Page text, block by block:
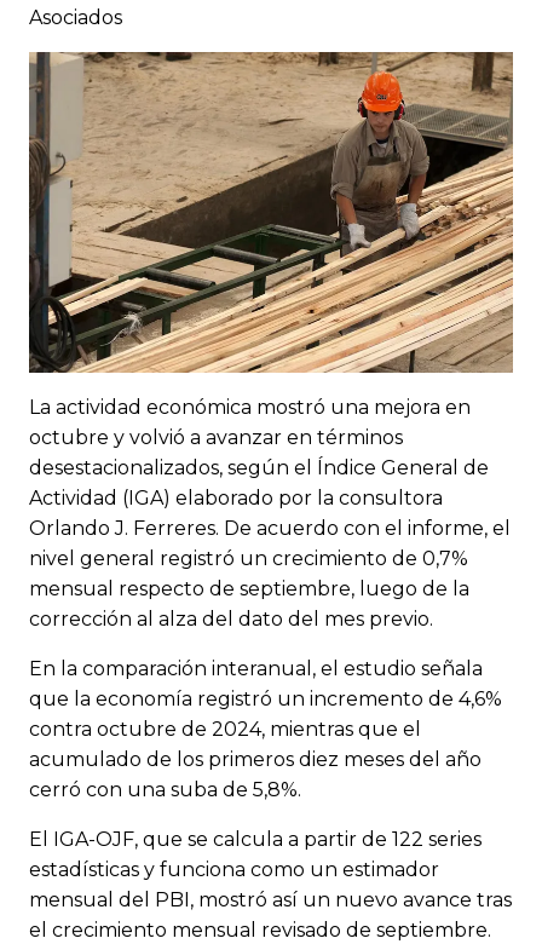
Asociados
La actividad económica mostró una mejora en
octubre y volvió a avanzar en términos
desestacionalizados, según el Índice General de
Actividad (IGA) elaborado por la consultora
Orlando J. Ferreres. De acuerdo con el informe, el
nivel general registró un crecimiento de 0,7%
mensual respecto de septiembre, luego de la
corrección al alza del dato del mes previo.
En la comparación interanual, el estudio señala
que la economía registró un incremento de 4,6%
contra octubre de 2024, mientras que el
acumulado de los primeros diez meses del año
cerró con una suba de 5,8%.
El IGA-OJF, que se calcula a partir de 122 series
estadísticas y funciona como un estimador
mensual del PBI, mostró así un nuevo avance tras
el crecimiento mensual revisado de septiembre.